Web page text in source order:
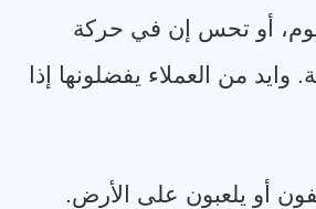
أو تحس إن في حركة
من العملاء يفضلونها إذا
أو يلعبون على الأرض.